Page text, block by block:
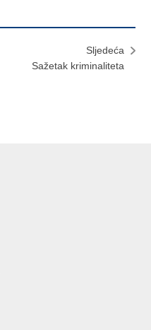
Sljedeća
Sažetak kriminaliteta